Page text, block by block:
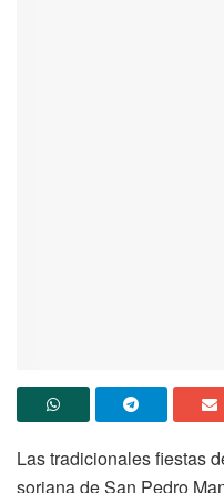
Las tradicionales fiestas
soriana de San Pedro